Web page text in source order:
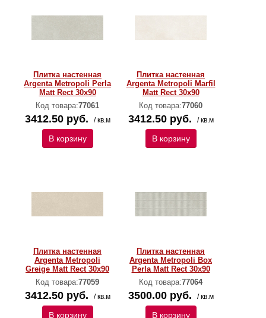
Плитка настенная
Argenta Metropoli Perla
Matt Rect 30x90
Код товара:77061
3412.50 руб. / кв.м
В корзину
Плитка настенная
Argenta Metropoli Marfil
Matt Rect 30x90
Код товара:77060
3412.50 руб. / кв.м
В корзину
Плитка настенная
Argenta Metropoli
Greige Matt Rect 30x90
Код товара:77059
3412.50 руб. / кв.м
В корзину
Плитка настенная
Argenta Metropoli Box
Perla Matt Rect 30x90
Код товара:77064
3500.00 руб. / кв.м
В корзину